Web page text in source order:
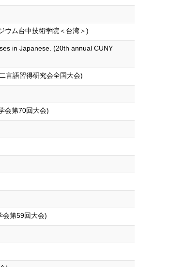
ウム台中技術学院＜台湾＞)
in Japanese. (20th annual CUNY
言語習得研究会全国大会)
会第70回大会)
会第59回大会)